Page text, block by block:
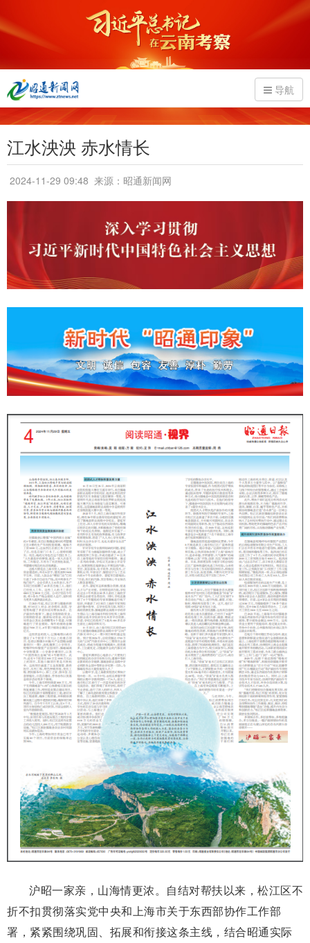
导航
江水泱泱 赤水情长
2024-11-29 09:48 来源：昭通新闻网
沪昭一家亲，山海情更浓。自结对帮扶以来，松江区不
折不扣贯彻落实党中央和上海市关于东西部协作工作部
署，紧紧围绕巩固、拓展和衔接这条主线，结合昭通实际